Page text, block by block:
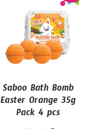
Saboo Bath Bomb
Easter Orange 35g
Pack 4 pcs